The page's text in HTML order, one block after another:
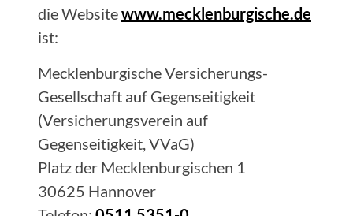
die Websitewww.mecklenburgische.de
ist:
Mecklenburgische Versicherungs-
Gesellschaft auf Gegenseitigkeit
(Versicherungsverein auf
Gegenseitigkeit, VVaG)
Platz der Mecklenburgischen 1
30625 Hannover